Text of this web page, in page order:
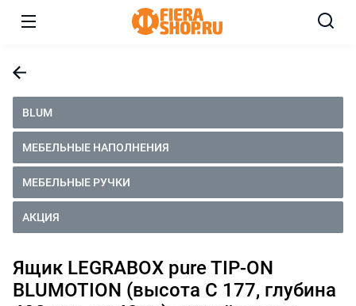
BLUM
МЕБЕЛЬНЫЕ НАПОЛНЕНИЯ
МЕБЕЛЬНЫЕ РУЧКИ
АКЦИЯ
Ящик LEGRABOX pure TIP-ON
BLUMOTION (высота C 177, глубина